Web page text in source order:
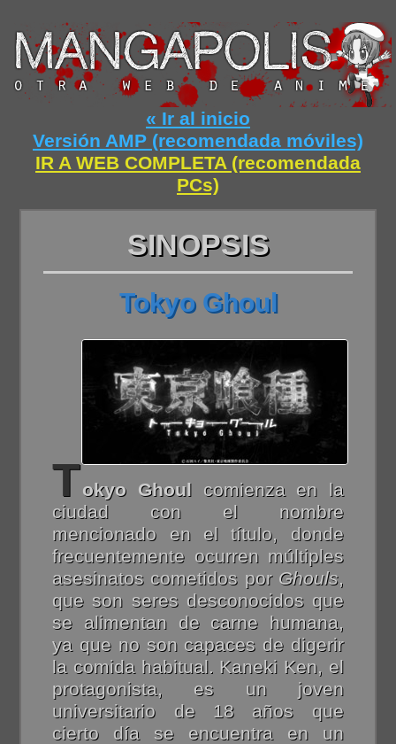
« Ir al inicio
Versión AMP (recomendada móviles)
IR A WEB COMPLETA (recomendada
PCs)
SINOPSIS
Tokyo Ghoul
Tokyo Ghoulcomienza en la
ciudad con el nombre
mencionado en el título, donde
frecuentemente ocurren múltiples
asesinatos cometidos por Ghouls,
que son seres desconocidos que
se alimentan de carne humana,
ya que no son capaces de digerir
la comida habitual. Kaneki Ken, el
protagonista, es un joven
universitario de 18 años que
cierto día se encuentra en un